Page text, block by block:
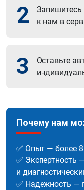
2
Запишитесь
к нам в
3
Оставьте
Почему нам
✅ Опыт — более
✅ Экспертность
и
✅ Надежность —